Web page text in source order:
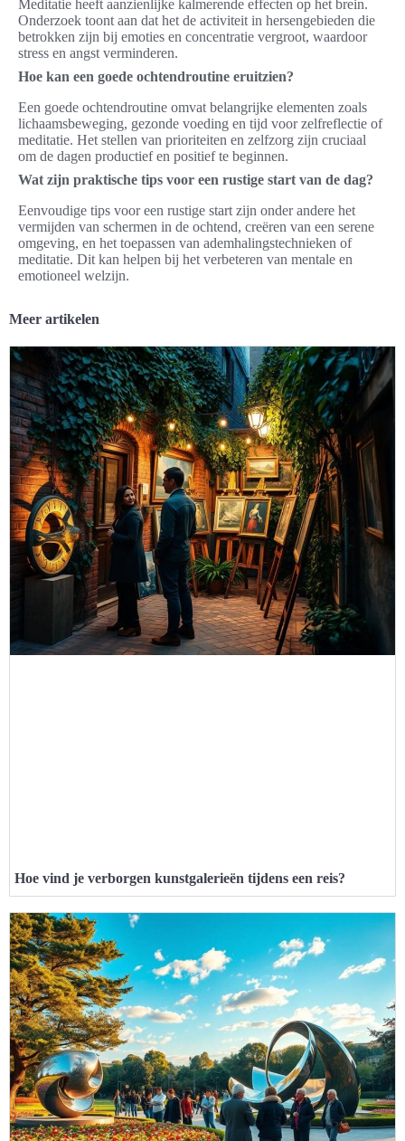
Meditatie heeft aanzienlijke kalmerende effecten op het brein.
Onderzoek toont aan dat het de activiteit in hersengebieden die
betrokken zijn bij emoties en concentratie vergroot, waardoor
stress en angst verminderen.
Hoe kan een goede ochtendroutine eruitzien?
Een goede ochtendroutine omvat belangrijke elementen zoals
lichaamsbeweging, gezonde voeding en tijd voor zelfreflectie of
meditatie. Het stellen van prioriteiten en zelfzorg zijn cruciaal
om de dagen productief en positief te beginnen.
Wat zijn praktische tips voor een rustige start van de dag?
Eenvoudige tips voor een rustige start zijn onder andere het
vermijden van schermen in de ochtend, creëren van een serene
omgeving, en het toepassen van ademhalingstechnieken of
meditatie. Dit kan helpen bij het verbeteren van mentale en
emotioneel welzijn.
Meer artikelen
Hoe vind je verborgen kunstgalerieën tijdens een reis?